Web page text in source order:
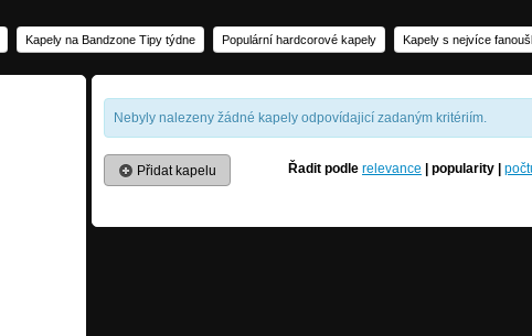
Kapely na Bandzone Tipy týdne Populární hardcorové kapely Kapely s nejvíce
Nebyly nalezeny žádné kapely odpovídajicí zadaným kritériím.
Přidat kapelu Řadit podle relevance popularity